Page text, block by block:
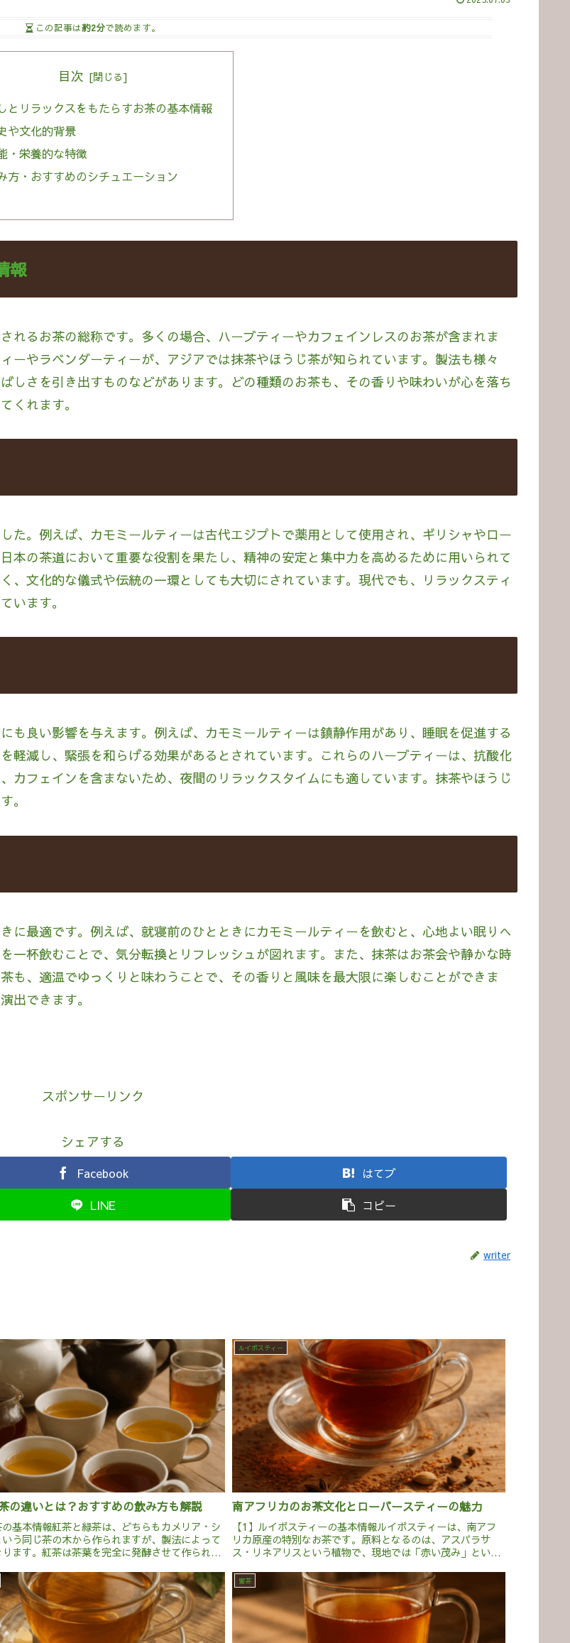
この記事は約2分で読めます。
目次
とリラックスをもたらすお茶の基本情報
や文化的背景
・栄養的な特徴
方・おすすめのシチュエーション
報
れるお茶の総称です。多くの場合、ハーブティーやカフェインレスのお茶が含まれま
ーやラベンダーティーが、アジアでは抹茶やほうじ茶が知られています。製法も様々
しさを引き出すものなどがあります。どの種類のお茶も、その香りや味わいが心を落ち
くれます。
た。例えば、カモミールティーは古代エジプトで薬用として使用され、ギリシャやロー
本の茶道において重要な役割を果たし、精神の安定と集中力を高めるために用いられて
、文化的な儀式や伝統の一環としても大切にされています。現代でも、リラックスティ
います。
も良い影響を与えます。例えば、カモミールティーは鎮静作用があり、睡眠を促進する
軽減し、緊張を和らげる効果があるとされています。これらのハーブティーは、抗酸化
カフェインを含まないため、夜間のリラックスタイムにも適しています。抹茶やほうじ
。
に最適です。例えば、就寝前のひとときにカモミールティーを飲むと、心地よい眠りへ
一杯飲むことで、気分転換とリフレッシュが図れます。また、抹茶はお茶会や静かな時
も、適温でゆっくりと味わうことで、その香りと風味を最大限に楽しむことができま
出できます。
スポンサーリンク
シェアする
Facebook はてブ
LINE コピー
writer
の違いとは？おすすめの飲み方も解説
基本情報紅茶と緑茶は、どちらもカメリア・シ
う同じ茶の木から作られますが、製法によって
ます。紅茶は茶葉を完全に発酵させて作られ、
いが生まれます...
ルイボスティー
南アフリカのお茶文化とローバースティーの魅力
【1】ルイボスティーの基本情報ルイボスティーは、南アフ
リカ原産の特別なお茶です。原料となるのは、アスパラサ
ス・リネアリスという植物で、現地では「赤い茂み」という
インを含まないため、夜でも...
蜜茶